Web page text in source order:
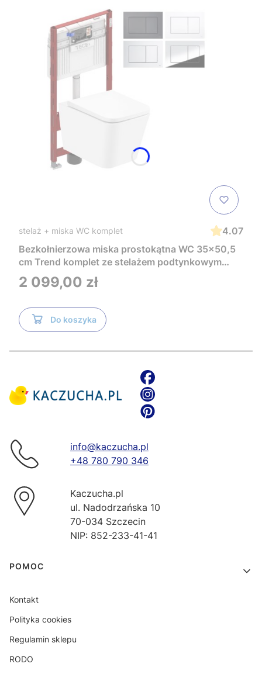
stelaż + miska WC komplet
4.07
Bezkołnierzowa miska prostokątna WC 35x50,5
cm Trend komplet ze stelażem podtynkowym
Tece i czarnym przyciskiem TeceNow
TR2216+Tece
Cena
2 099,00 zł
Do koszyka
info@kaczucha.pl
+48 780 790 346
Kaczucha.pl
ul. Nadodrzańska 10
70-034 Szczecin
NIP: 852-233-41-41
Linki w stopce
POMOC
Kontakt
Polityka cookies
Regulamin sklepu
RODO